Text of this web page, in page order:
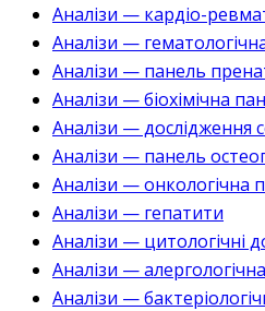
Аналізи — кардіо-
Аналізи —
Аналізи — панель
Аналізи — біохімічна
Аналізи — дослідження
Аналізи — панель
Аналізи — онкологічна
Аналізи — гепатити
Аналізи — цитологічні
Аналізи —
Аналізи —